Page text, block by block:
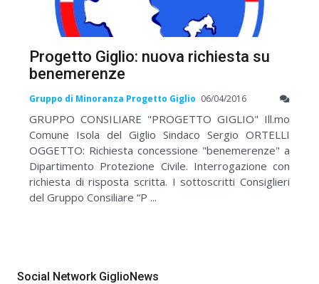
Progetto Giglio: nuova richiesta su
benemerenze
Gruppo di Minoranza Progetto Giglio 06/04/2016
GRUPPO CONSILIARE "PROGETTO GIGLIO" Ill.mo
Comune Isola del Giglio Sindaco Sergio ORTELLI
OGGETTO: Richiesta concessione "benemerenze" a
Dipartimento Protezione Civile. Interrogazione con
richiesta di risposta scritta. I sottoscritti Consiglieri
del Gruppo Consiliare “P ...
Social Network GiglioNews